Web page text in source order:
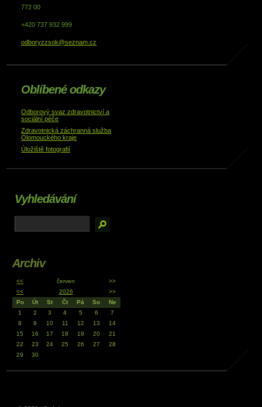
772 00
+420 737 932 999
odboryzzsok@seznam.cz
Oblíbené odkazy
Odborový svaz zdravotnictví a
sociální péče
Zdravotnická záchranná služba
Olomouckého kraje
Úložiště fotografií
Vyhledávání
Archiv
<< červen
>>
<<
2026
>>
Po
Út St Čt Pá So
Ne
1
2 3 4 5 6
7
8
9 10 11 12 13
14
15
16 17 18 19 20
21
22
23 24 25 26 27
28
29
30